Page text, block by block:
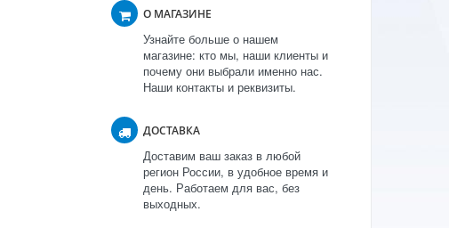
О МАГАЗИНЕ
Узнайте больше о нашем
магазине: кто мы, наши клиенты и
почему они выбрали именно нас.
Наши контакты и реквизиты.
ДОСТАВКА
Доставим ваш заказ в любой
регион России, в удобное время и
день. Работаем для вас, без
выходных.